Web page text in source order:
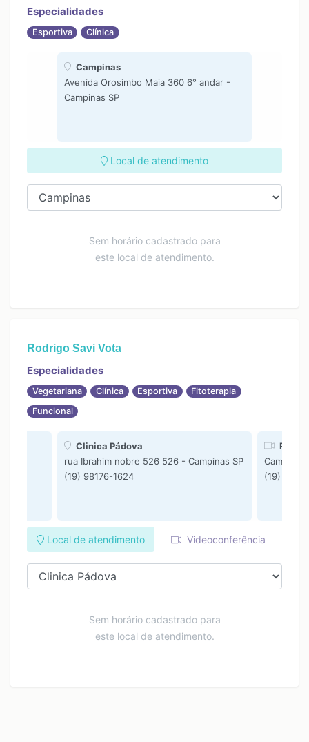
Especialidades
Esportiva Clínica
Campinas
Avenida Orosimbo Maia 360 6° andar -
Campinas SP
Local de atendimento
Sem horário cadastrado para
este local de atendimento.
Rodrigo Savi Vota
Especialidades
Vegetariana Clínica Esportiva
Fitoterapia
Funcional
Clinica Pádova
rua Ibrahim nobre 526 526 - Campinas SP
(19) 98176-1624
Campinas
(19)
Local de atendimento Videoconferência
Sem horário cadastrado para
este local de atendimento.